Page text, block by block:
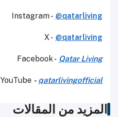
Instagram - @qatarliving
X - @qatarliving
Facebook - Qatar Living
YouTube - qatarlivingofficial
المزيد من المقالات